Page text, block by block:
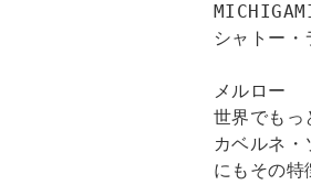
シャトー
メルロー
世界でも
カベルネ
にもその